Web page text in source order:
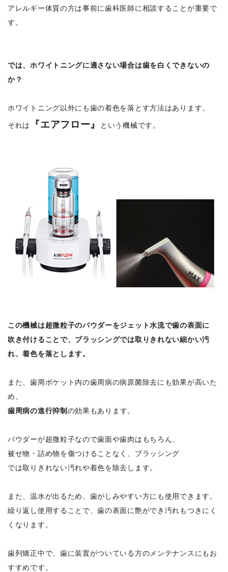
アレルギー体質の方は事前に歯科医師に相談することが重要で
す。
では、ホワイトニングに適さない場合は歯を白くできないの
か？
ホワイトニング以外にも歯の着色を落とす方法はあります。
それは 『エアフロー』 という機械です。
この機械は超微粒子のパウダーをジェット水流で歯の表面に
吹き付けることで、ブラッシングでは取りきれない細かい汚
れ、着色を落とします。
また、歯周ポケット内の歯周病の病原菌除去にも効果が高いた
め、
歯周病の進行抑制 の効果もあります。
パウダーが超微粒子なので歯面や歯肉はもちろん、
被せ物・詰め物を傷つけることなく、ブラッシング
では取りきれない汚れや着色を除去します。
また、温水が出るため、歯がしみやすい方にも使用できます。
繰り返し使用することで、歯の表面に艶ができ汚れもつきにく
くなります。
歯列矯正中で、歯に装置がついている方のメンテナンスにもお
すすめです。